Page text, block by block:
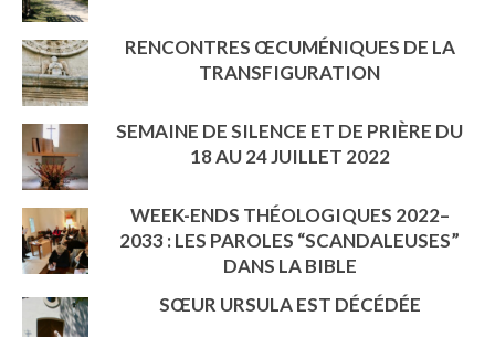
RENCONTRES ŒCUMÉNIQUES DE LA
TRANSFIGURATION
SEMAINE DE SILENCE ET DE PRIÈRE DU
18 AU 24 JUILLET 2022
WEEK-ENDS THÉOLOGIQUES 2022–
2033 : LES PAROLES “SCANDALEUSES”
DANS LA BIBLE
SŒUR URSULA EST DÉCÉDÉE